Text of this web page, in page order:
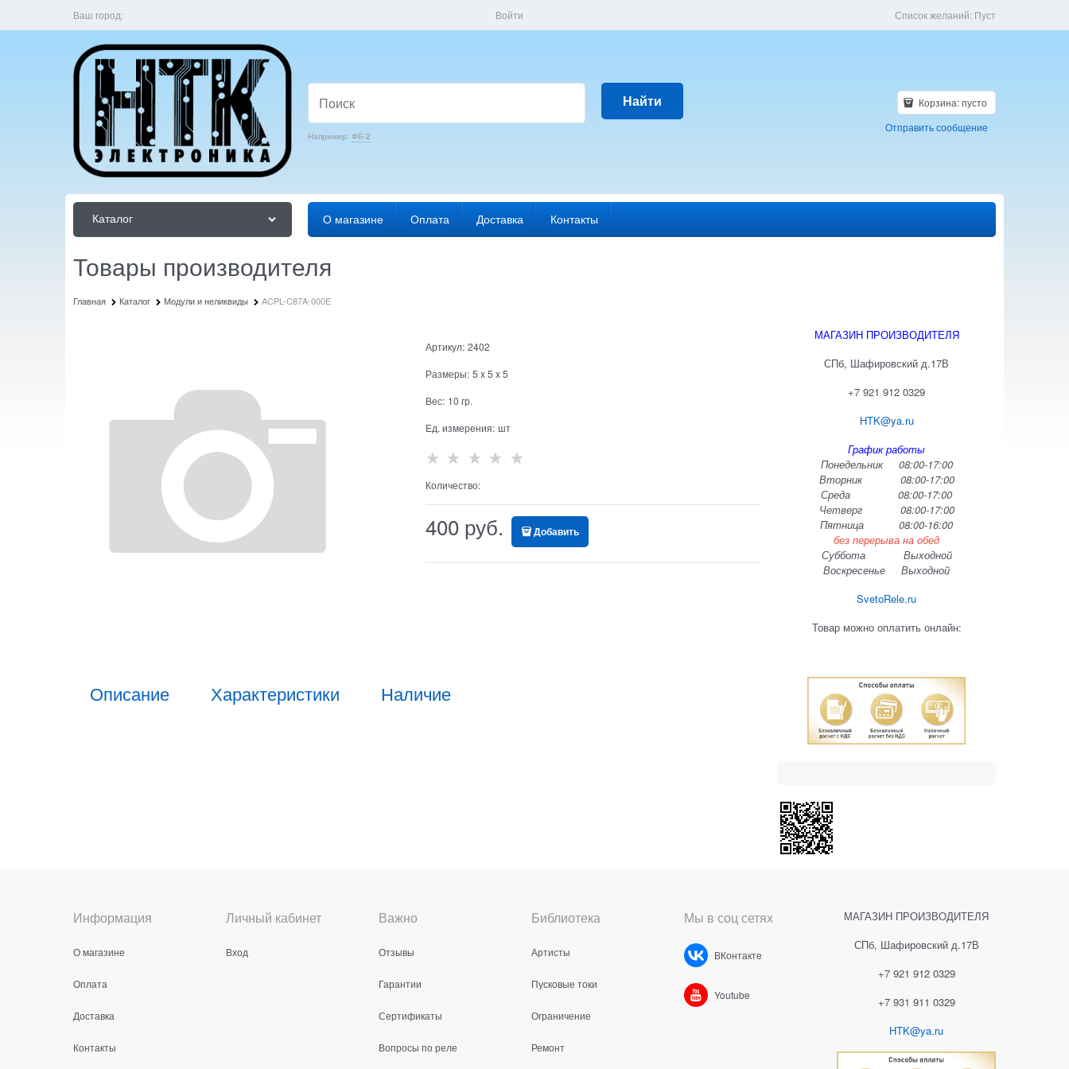
Ваш город: Войти Список желаний: Пуст
Например: ФБ-2
Найти Корзина:пусто
Отправить сообщение
Каталог О магазине Оплата Доставка Контакты
Товары производителя
Главная Каталог Модули и неликвиды ACPL-C87A-000E
Артикул: 2402
Размеры: 5 x5 x5
Вес: 10 гр.
Ед. измерения: шт
Количество:
400 руб. Добавить
Описание Характеристики Наличие
МАГАЗИН ПРОИЗВОДИТЕЛЯ
СПб, Шафировский д.17В
+7 921 912 0329
HTK@ya.ru
График работы
Понедельник 08:00-17:00
Вторник 08:00-17:00
Среда 08:00-17:00
Четверг 08:00-17:00
Пятница 08:00-16:00
без перерыва на обед
Суббота Выходной
Воскресенье Выходной
SvetoRele.ru
Товар можно оплатить онлайн:
Информация
О магазине
Оплата
Доставка
Контакты
Личный кабинет
Вход
Важно
Отзывы
Гарантии
Сертификаты
Вопросы по реле
Библиотека
Артисты
Пусковые токи
Ограничение
Ремонт
Мы в соц сетях
ВКонтакте
Youtube
МАГАЗИН ПРОИЗВОДИТЕЛЯ
СПб, Шафировский д.17В
+7 921 912 0329
+7 931 911 0329
HTK@ya.ru